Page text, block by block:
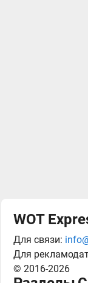
WOT
Для связи:
Для
© 2016-2026